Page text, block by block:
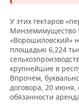
У этих гектаров
Минземимущество
«Ворошиловский»
площадью 6,224
крупнейшие в
Впрочем,
договора, 20 июня,
обязанности